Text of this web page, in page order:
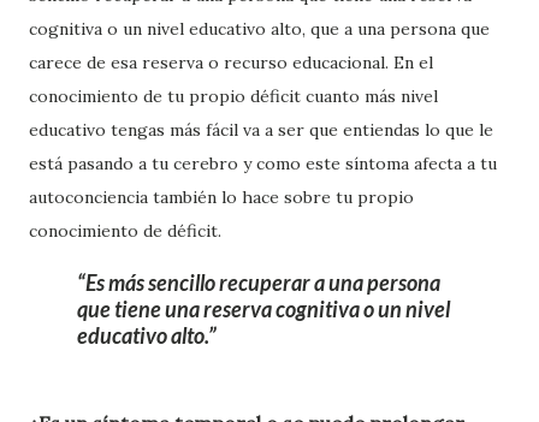
cognitiva o un nivel educativo alto, que a una persona que
carece de esa reserva o recurso educacional. En el
conocimiento de tu propio déficit cuanto más nivel
educativo tengas más fácil va a ser que entiendas lo que le
está pasando a tu cerebro y como este síntoma afecta a tu
autoconciencia también lo hace sobre tu propio
conocimiento de déficit.
Es más sencillo recuperar a una persona
que tiene una reserva cognitiva o un nivel
educativo alto.